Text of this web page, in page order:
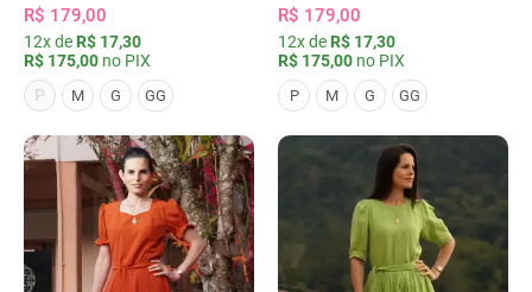
R$ 179,00
12x de R$ 17,30
R$ 175,00 no PIX
P
M G GG
R$ 179,00
12x de R$ 17,30
R$ 175,00 no PIX
P M G GG